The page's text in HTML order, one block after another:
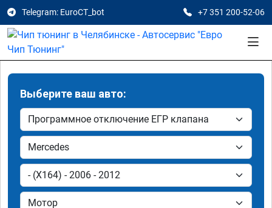
Telegram: EuroCT_bot +7 351 200-52-06
Выберите ваш авто: